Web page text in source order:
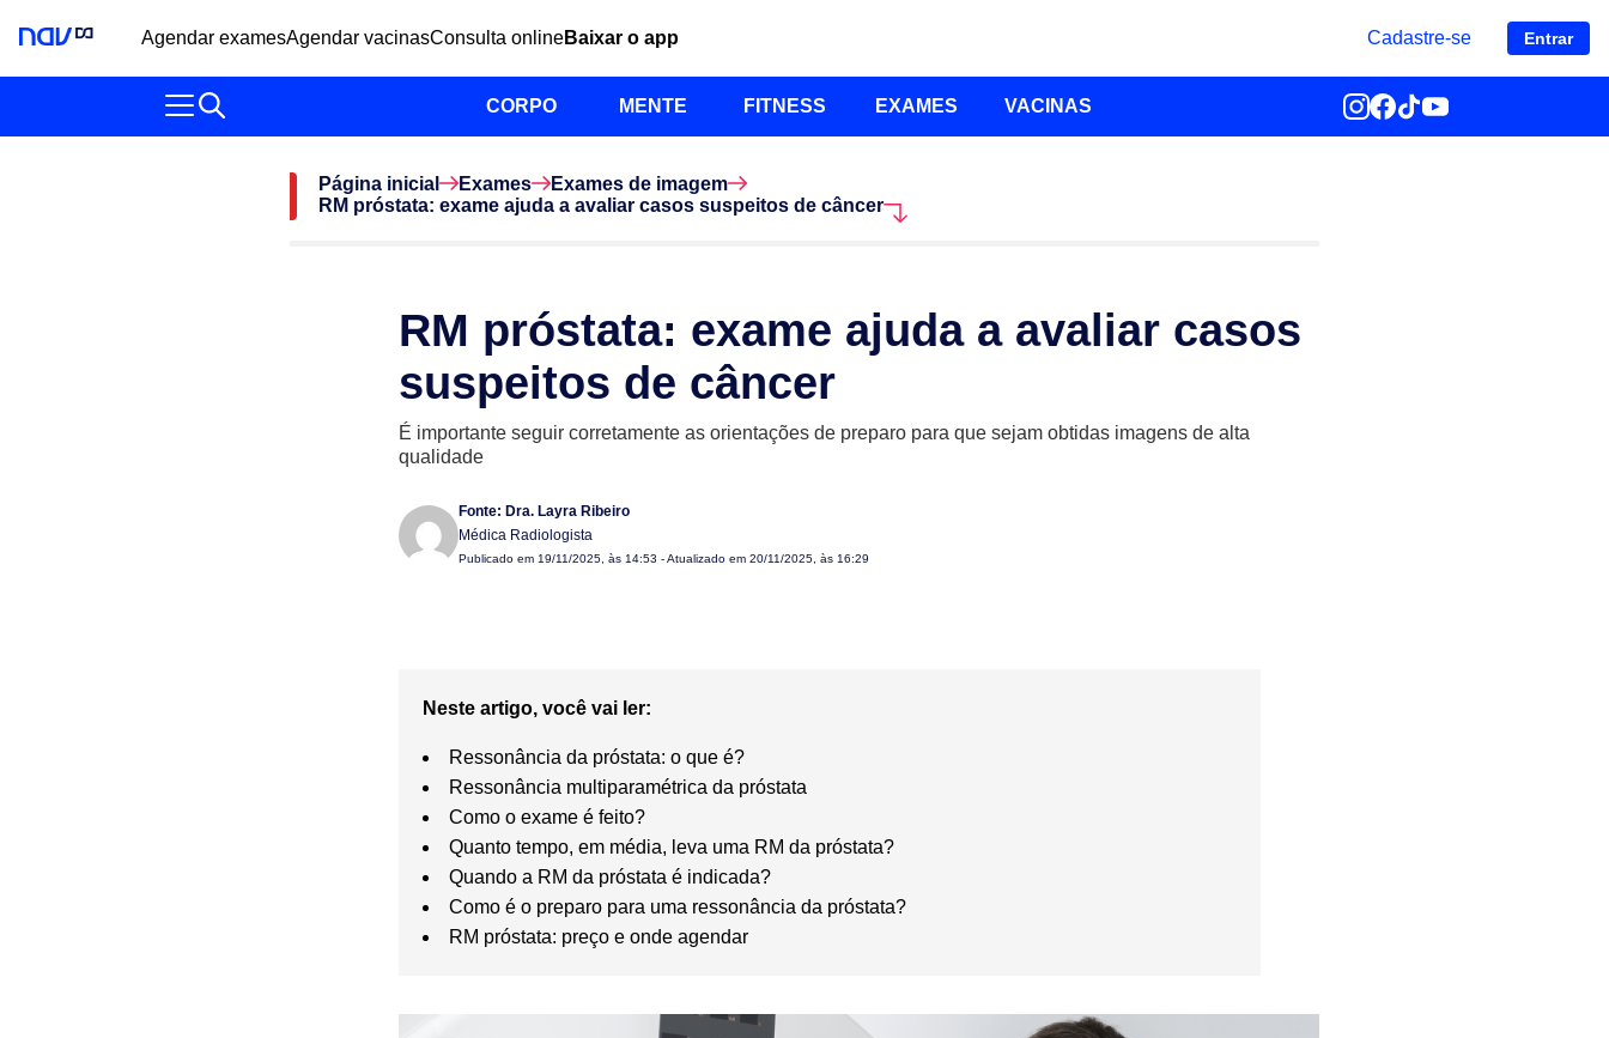
Agendar examesAgendar vacinasConsulta onlineBaixar o app Cadastre-se Entrar
CORPO MENTE FITNESS EXAMES VACINAS
Página inicial Exames
Exames de imagem
RM próstata: exame ajuda a avaliar casos suspeitos de câncer
RM próstata: exame ajuda a avaliar casos
suspeitos de câncer
É importante seguir corretamente as orientações de preparo para que sejam obtidas imagens de alta
qualidade
Fonte: Dra. Layra Ribeiro
Médica Radiologista
Publicado em 19/11/2025, às 14:53 - Atualizado em 20/11/2025, às 16:29
Neste artigo, você vai ler:
Ressonância da próstata: o que é?
Ressonância multiparamétrica da próstata
Como o exame é feito?
Quanto tempo, em média, leva uma RM da próstata?
Quando a RM da próstata é indicada?
Como é o preparo para uma ressonância da próstata?
RM próstata: preço e onde agendar